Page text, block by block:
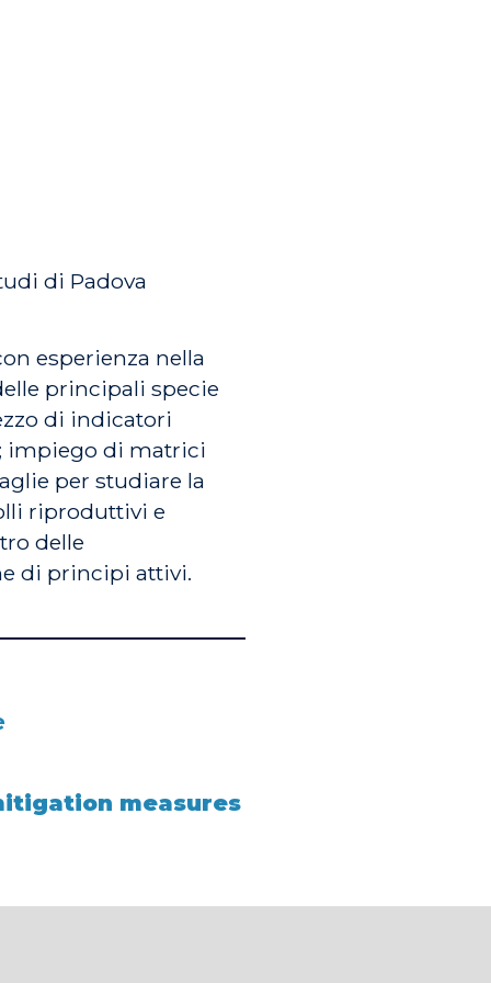
di Padova
esperienza nella
principali specie
di indicatori
impiego di matrici
per studiare la
riproduttivi e
delle
di principi attivi.
measures